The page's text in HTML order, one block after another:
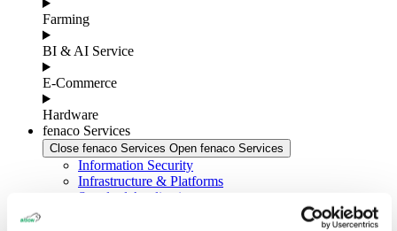
Farming
BI & AI Service
E-Commerce
Hardware
fenaco Services
Close fenaco Services Open fenaco Services
Information Security
Infrastructure & Platforms
Standard Applications